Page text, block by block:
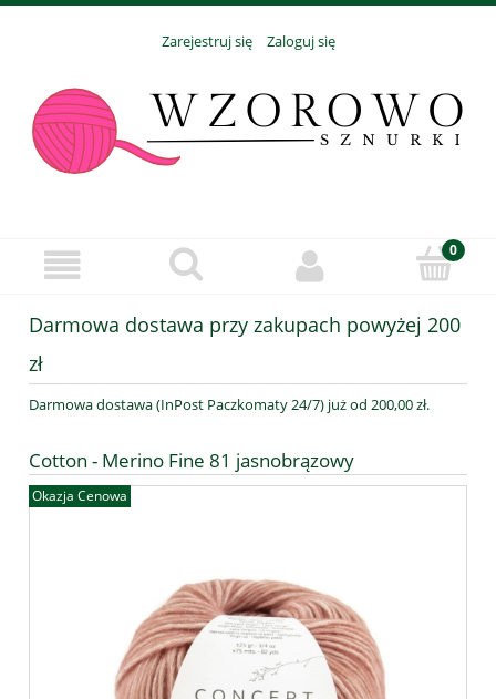
Zarejestruj się Zaloguj się
Darmowa dostawa przy zakupach powyżej 200
zł
Darmowa dostawa (InPost Paczkomaty 24/7) już od 200,00 zł.
Cotton - Merino Fine 81 jasnobrązowy
Okazja Cenowa